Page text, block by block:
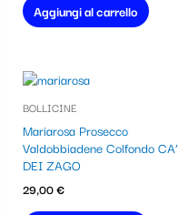
Aggiungi al carrello
BOLLICINE
Mariarosa Prosecco
Valdobbiadene Colfondo CA’
DEI ZAGO
29,00€